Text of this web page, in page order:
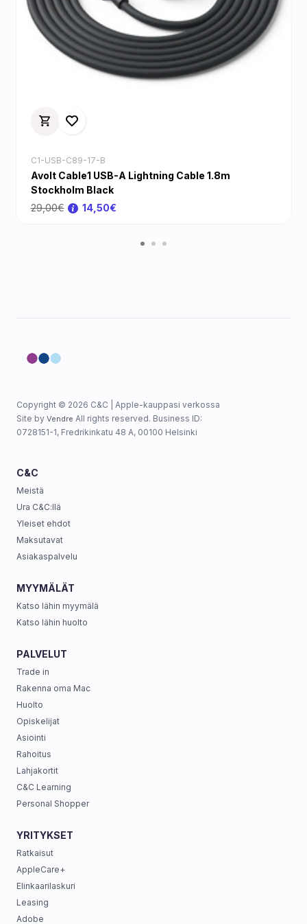
C1-USB-C89-17-B
Avolt Cable1 USB-A Lightning Cable 1.8m
Stockholm Black
29,00€
14,50€
Copyright © 2026 C&C | Apple-kauppasi verkossa
Site by Vendre All rights reserved. Business ID:
0728151-1, Fredrikinkatu 48 A, 00100 Helsinki
C&C
Meistä
Ura C&C:llä
Yleiset ehdot
Maksutavat
Asiakaspalvelu
MYYMÄLÄT
Katso lähin myymälä
Katso lähin huolto
PALVELUT
Trade in
Rakenna oma Mac
Huolto
Opiskelijat
Asiointi
Rahoitus
Lahjakortit
C&C Learning
Personal Shopper
YRITYKSET
Ratkaisut
AppleCare+
Elinkaarilaskuri
Leasing
Adobe